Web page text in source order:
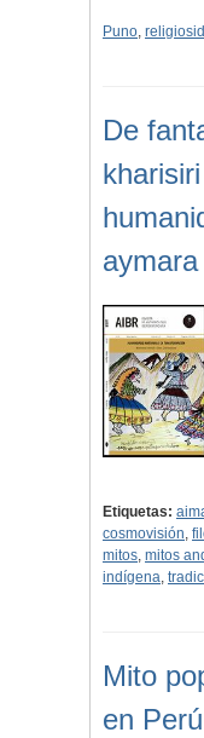
Puno,
De
Etiquetas:
cosmovisión,
mitos, mitos
indígena,
Mito
en